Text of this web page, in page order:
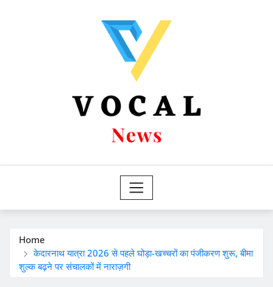
Home
केदारनाथ यात्रा 2026 से पहले घोड़ा-खच्चरों का पंजीकरण शुरू, बीमा
शुल्क बढ़ने पर संचालकों में नाराज़गी